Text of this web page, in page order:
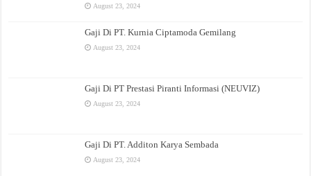
August 23, 2024
Gaji Di PT. Kurnia Ciptamoda Gemilang
August 23, 2024
Gaji Di PT Prestasi Piranti Informasi (NEUVIZ)
August 23, 2024
Gaji Di PT. Additon Karya Sembada
August 23, 2024